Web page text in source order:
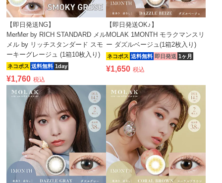
【即日発送NG】
MerMer by RICH STANDARD メル
メル by リッチスタンダード スモ
ーキーグレージュ (1箱10枚入り)
ネコポス 送料無料 1day
¥1,760 税込
【即日発送OK♪】
MOLAK 1MONTH モラクマンスリ
ー ダズルベージュ(1箱2枚入り)
ネコポス 送料無料 即日発送 1ヶ月
¥1,650 税込